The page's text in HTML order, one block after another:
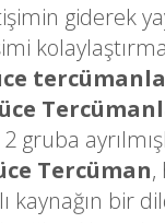
giderek
gruba
Tercüman,
kaynağın bir